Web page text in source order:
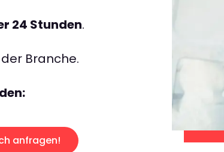
24 Stunden.
Branche.
anfragen!